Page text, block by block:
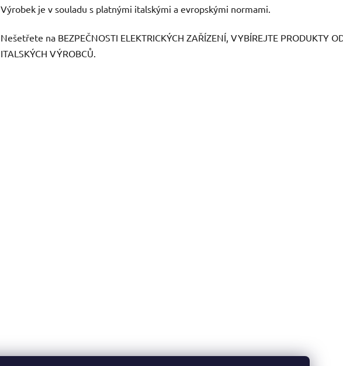
Výrobek je v souladu s platnými italskými a evropskými normami.
Nešetřete na BEZPEČNOSTI ELEKTRICKÝCH ZAŘÍZENÍ, VYBÍREJTE PRODUKTY
ITALSKÝCH VÝROBCŮ.